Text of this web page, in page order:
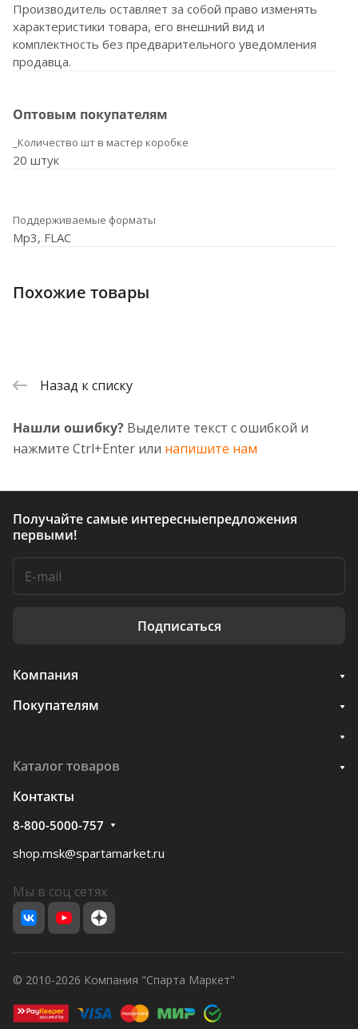
Производитель оставляет за собой право изменять
характеристики товара, его внешний вид и
комплектность без предварительного уведомления
продавца.
Оптовым покупателям
_Количество шт в мастер коробке
20 штук
Поддерживаемые форматы
Mp3, FLAC
Похожие товары
Назад к списку
Нашли ошибку? Выделите текст с ошибкой и
нажмите Ctrl+Enter или напишите нам
Получайте самые интересныепредложения
первыми!
Подписаться
Компания
Покупателям
Каталог товаров
Контакты
8-800-5000-757
shop.msk@spartamarket.ru
Мы в соц сетях
© 2010-2026 Компания "Спарта Маркет"